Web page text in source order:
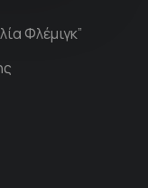
Φλέμιγκ”